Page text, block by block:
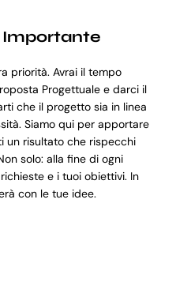
Importante
priorità. Avrai il tempo
Progettuale e darci il
che il progetto sia in linea
Siamo qui per apportare
un risultato che rispecchi
solo: alla fine di ogni
e i tuoi obiettivi. In
con le tue idee.